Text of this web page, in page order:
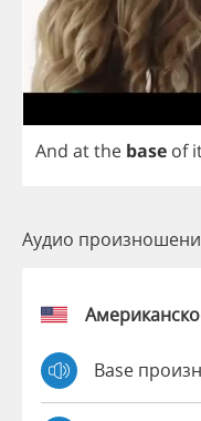
And atthe base of
Аудио
Base